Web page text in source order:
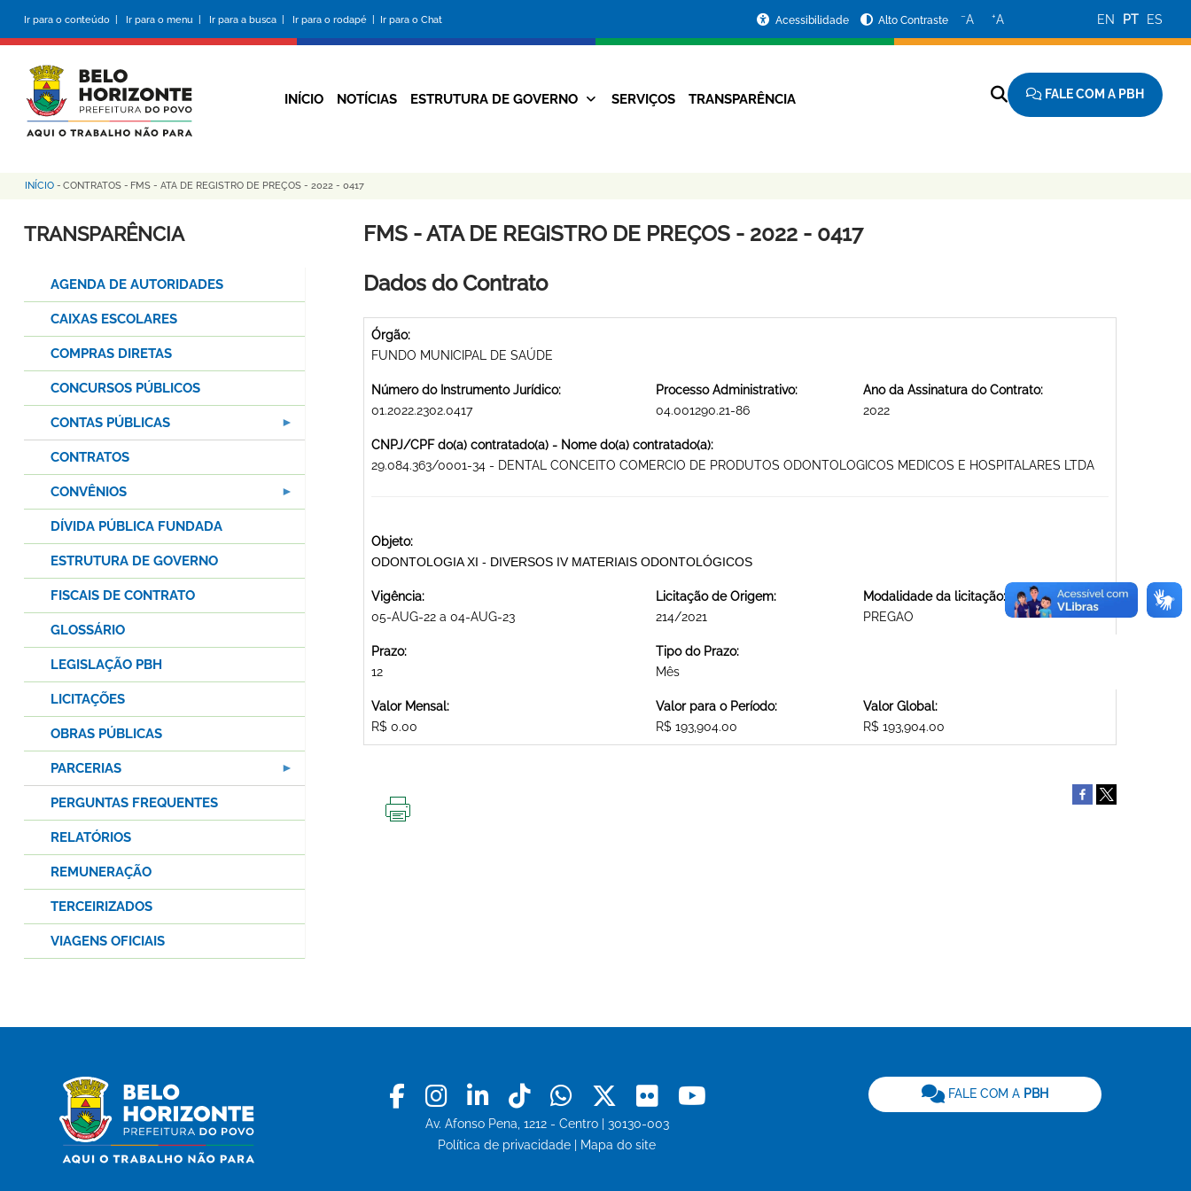
conteúdo
principal
Ir para o conteúdo | Ir para o menu | Ir para a busca | Ir para o rodapé | Ir para o Chat
da
Prefeitura
Acessibilidade Alto Contraste −A +A EN PT ES
Navegação
INÍCIO NOTÍCIAS ESTRUTURA DE GOVERNO SERVIÇOS TRANSPARÊNCIA FALE COM A PBH
Trilha
de
INÍCIO - CONTRATOS - FMS - ATA DE REGISTRO DE PREÇOS - 2022 - 0417
FMS - ATA DE REGISTRO DE PREÇOS - 2022 - 0417
Dados do Contrato
Órgão:
FUNDO MUNICIPAL DE SAÚDE
Número do Instrumento Jurídico:
01.2022.2302.0417
Processo Administrativo:
04.001290.21-86
Ano da Assinatura do Contrato:
2022
CNPJ/CPF do(a) contratado(a) - Nome do(a) contratado(a):
29.084.363/0001-34 - DENTAL CONCEITO COMERCIO DE PRODUTOS ODONTOLOGICOS MEDICOS E HOSPITALARES LTDA
Objeto:
ODONTOLOGIA XI - DIVERSOS IV MATERIAIS ODONTOLÓGICOS
Vigência:
05-AUG-22 a 04-AUG-23
Licitação de Origem:
214/2021
Modalidade da licitação:
PREGAO
Prazo:
12
Tipo do Prazo:
Mês
Valor Mensal:
R$ 0.00
Valor para o Período:
R$ 193,904.00
Valor Global:
R$ 193,904.00
TRANSPARÊNCIA
AGENDA DE AUTORIDADES
CAIXAS ESCOLARES
COMPRAS DIRETAS
CONCURSOS PÚBLICOS
CONTAS PÚBLICAS
CONTRATOS
CONVÊNIOS
DÍVIDA PÚBLICA FUNDADA
ESTRUTURA DE GOVERNO
FISCAIS DE CONTRATO
GLOSSÁRIO
LEGISLAÇÃO PBH
LICITAÇÕES
OBRAS PÚBLICAS
PARCERIAS
PERGUNTAS FREQUENTES
RELATÓRIOS
REMUNERAÇÃO
TERCEIRIZADOS
VIAGENS OFICIAIS
Facebook
Instagram
LinkedinTiktokWhatsapp
X Flickr
Av. Afonso Pena, 1212 - Centro | 30130-003
Política de privacidade
Mapa do site
FALE COM A PBH